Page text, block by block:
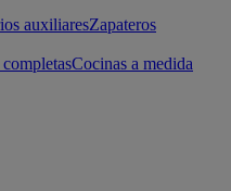
auxiliaresZapateros
Cocinas a medida